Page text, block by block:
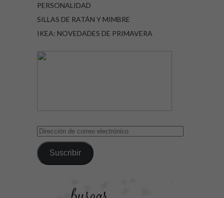
PERSONALIDAD
SILLAS DE RATÁN Y MIMBRE
IKEA: NOVEDADES DE PRIMAVERA
Dirección
correo
electrónico
Suscribir